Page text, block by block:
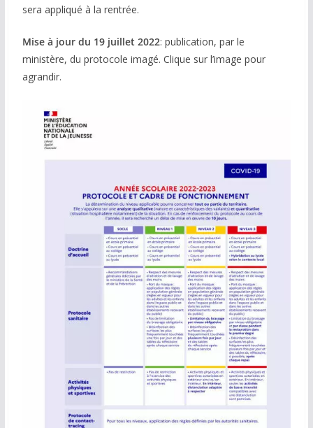
sera appliqué à la rentrée.
Mise à jour du 19 juillet 2022: publication, par le
ministère, du protocole imagé. Clique sur l’image pour
agrandir.